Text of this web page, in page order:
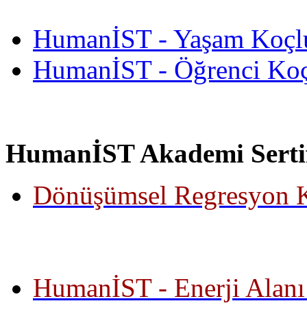
HumanİST - Yaşam
HumanİST - Öğrenci
HumanİST Akademi
Dönüşümsel
HumanİST - Enerji